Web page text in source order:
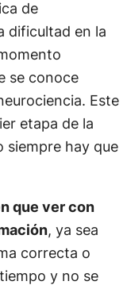
de
dificultad en la
se conoce
Este
etapa de la
siempre hay que
que ver con
, ya sea
correcta o
y no se